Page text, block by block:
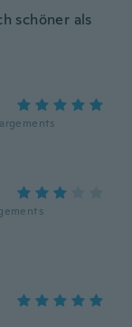
schöner als